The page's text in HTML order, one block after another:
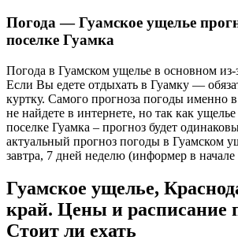
Погода — Гуамское ущелье
поселке Гуамка
Погода в Гуамском ущелье в основном из-
Если Вы едете отдыхать в Гуамку —
куртку. Самого прогноза погоды именно
не найдете в интернете, но так как
поселке Гуамка – прогноз будет
актуальный прогноз погоды в Гуамском
завтра, 7 дней неделю (информер в
Гуамское ущелье,
край. Цены и расписание
Стоит ли ехать